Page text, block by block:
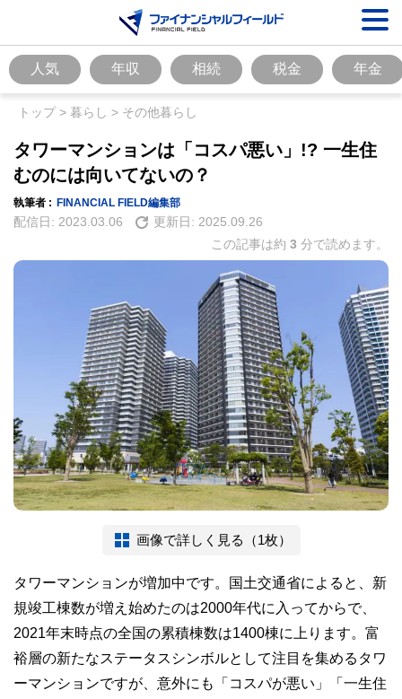
人気 年収 相続 税金 年金
トップ> 暮らし > その他暮らし
タワーマンションは「コスパ悪い」!? 一生住
むのには向いてないの？
執筆者 : FINANCIAL FIELD編集部
配信日: 2023.03.06 更新日: 2025.09.26
この記事は約 3 分で読めます。
画像で詳しく見る（1枚）
タワーマンションが増加中です。国土交通省によると、新
規竣工棟数が増え始めたのは2000年代に入ってからで、
2021年末時点の全国の累積棟数は1400棟に上ります。富
裕層の新たなステータスシンボルとして注目を集めるタワ
ーマンションですが、意外にも「コスパが悪い」「一生住